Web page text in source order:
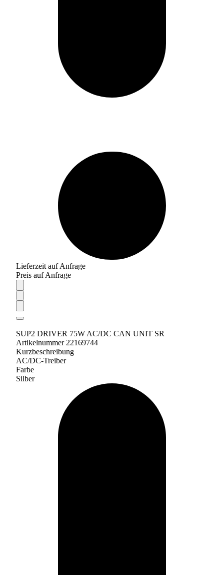
Lieferzeit auf Anfrage
Preis auf Anfrage
SUP2 DRIVER 75W AC/DC CAN UNIT SR
Artikelnummer 22169744
Kurzbeschreibung
AC/DC-Treiber
Farbe
Silber